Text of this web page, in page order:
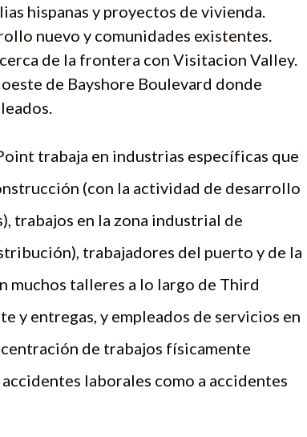
hispanas y proyectos de vivienda.
nuevo y comunidades existentes.
de la frontera con Visitacion Valley.
de Bayshore Boulevard donde
trabaja en industrias específicas que
(con la actividad de desarrollo
trabajos en la zona industrial de
trabajadores del puerto y de la
muchos talleres a lo largo de Third
y entregas, y empleados de servicios en
de trabajos físicamente
laborales como a accidentes